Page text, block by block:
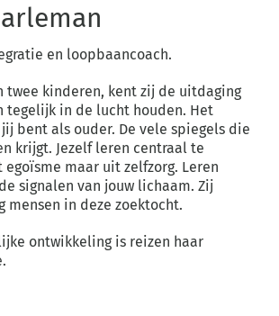
en loopbaancoach.
twee kinderen, kent zij de uitdaging
tegelijk in de lucht houden. Het
bent als ouder. De vele spiegels die
krijgt. Jezelf leren centraal te
maar uit zelfzorg. Leren
signalen van jouw lichaam. Zij
mensen in deze zoektocht.
ontwikkeling is reizen haar